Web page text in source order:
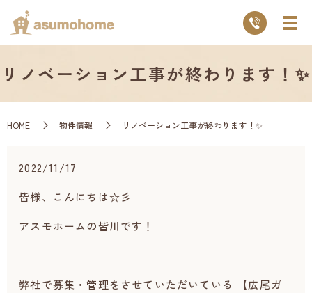
リノベーション工事が終わります！✨
HOME 物件情報 リノベーション工事が終わります！✨
2022/11/17
皆様、こんにちは☆彡
アスモホームの皆川です！
弊社で募集・管理をさせていただいている 【広尾ガ